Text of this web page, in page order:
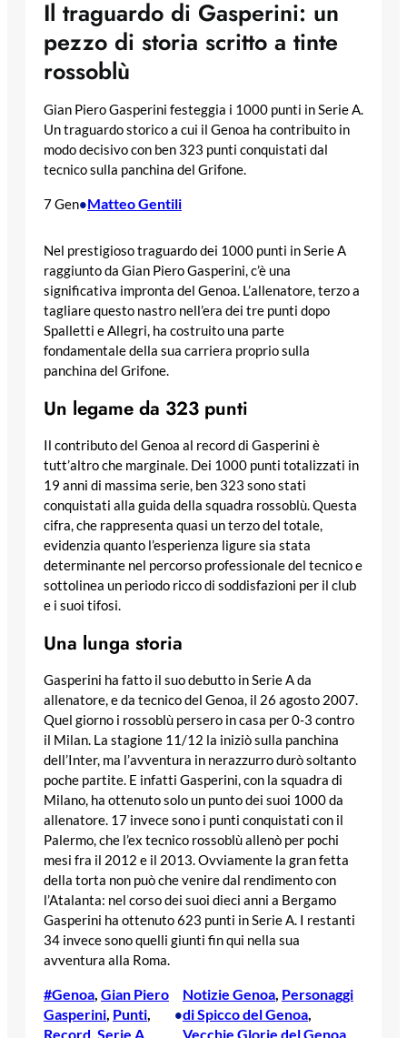
Il traguardo di Gasperini: un
pezzo di storia scritto a tinte
rossoblù
Gian Piero Gasperini festeggia i 1000 punti in Serie A.
Un traguardo storico a cui il Genoa ha contribuito in
modo decisivo con ben 323 punti conquistati dal
tecnico sulla panchina del Grifone.
7 Gen•Matteo Gentili
Nel prestigioso traguardo dei 1000 punti in Serie A
raggiunto da Gian Piero Gasperini, c’è una
significativa impronta del Genoa. L’allenatore, terzo a
tagliare questo nastro nell’era dei tre punti dopo
Spalletti e Allegri, ha costruito una parte
fondamentale della sua carriera proprio sulla
panchina del Grifone.
Un legame da 323 punti
Il contributo del Genoa al record di Gasperini è
tutt’altro che marginale. Dei 1000 punti totalizzati in
19 anni di massima serie, ben 323 sono stati
conquistati alla guida della squadra rossoblù. Questa
cifra, che rappresenta quasi un terzo del totale,
evidenzia quanto l’esperienza ligure sia stata
determinante nel percorso professionale del tecnico e
sottolinea un periodo ricco di soddisfazioni per il club
e i suoi tifosi.
Una lunga storia
Gasperini ha fatto il suo debutto in Serie A da
allenatore, e da tecnico del Genoa, il 26 agosto 2007.
Quel giorno i rossoblù persero in casa per 0-3 contro
il Milan. La stagione 11/12 la iniziò sulla panchina
dell’Inter, ma l’avventura in nerazzurro durò soltanto
poche partite. E infatti Gasperini, con la squadra di
Milano, ha ottenuto solo un punto dei suoi 1000 da
allenatore. 17 invece sono i punti conquistati con il
Palermo, che l’ex tecnico rossoblù allenò per pochi
mesi fra il 2012 e il 2013. Ovviamente la gran fetta
della torta non può che venire dal rendimento con
l’Atalanta: nel corso dei suoi dieci anni a Bergamo
Gasperini ha ottenuto 623 punti in Serie A. I restanti
34 invece sono quelli giunti fin qui nella sua
avventura alla Roma.
#Genoa Gian Piero
Gasperini Punti
Record Serie A
•
Notizie Genoa, Personaggi
di Spicco del Genoa
Vecchie Glorie del Genoa